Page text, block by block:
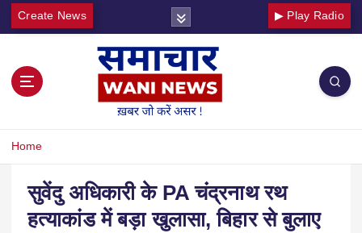
Create News ▶ Play Radio
Home
सुवेंदु अधिकारी के PA चंद्रनाथ रथ
हत्याकांड में बड़ा खुलासा, बिहार से बुलाए